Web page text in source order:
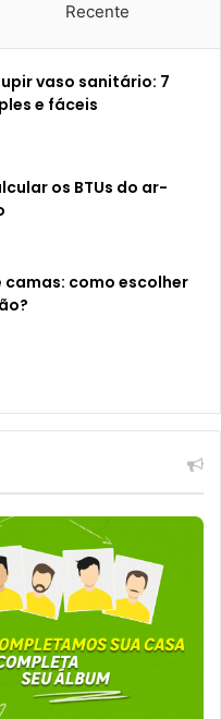
Recente
vaso sanitário: 7
e fáceis
os BTUs do ar-
camas: como escolher